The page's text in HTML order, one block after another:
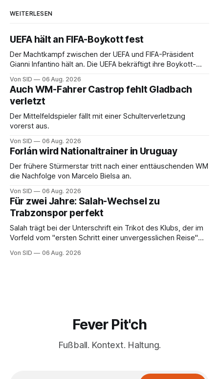
WEITERLESEN
UEFA hält an FIFA-Boykott fest
Der Machtkampf zwischen der UEFA und FIFA-Präsident
Gianni Infantino hält an. Die UEFA bekräftigt ihre Boykott-
Von SID 06 Aug. 2026
Auch WM-Fahrer Castrop fehlt Gladbach
verletzt
Der Mittelfeldspieler fällt mit einer Schulterverletzung
vorerst aus.
Von SID 06 Aug. 2026
Forlán wird Nationaltrainer in Uruguay
Der frühere Stürmerstar tritt nach einer enttäuschenden WM
die Nachfolge von Marcelo Bielsa an.
Von SID 06 Aug. 2026
Für zwei Jahre: Salah-Wechsel zu
Trabzonspor perfekt
Salah trägt bei der Unterschrift ein Trikot des Klubs, der im
Vorfeld vom "ersten Schritt einer unvergesslichen Reise"
Von SID 06 Aug. 2026
Fever Pit'ch
Fußball. Kontext. Haltung.